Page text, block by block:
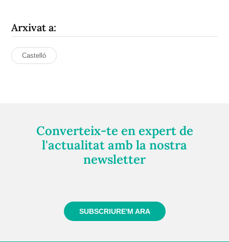
Arxivat a:
Castelló
Converteix-te en expert de
l'actualitat amb la nostra
newsletter
SUBSCRIURE'M ARA